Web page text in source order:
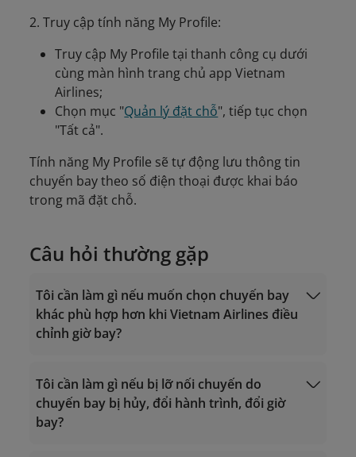
2. Truy cập tính năng My Profile:
Truy cập My Profile tại thanh công cụ dưới
cùng màn hình trang chủ app Vietnam
Airlines;
Chọn mục "Quản lý đặt chỗ", tiếp tục chọn
"Tất cả".
Tính năng My Profile sẽ tự động lưu thông tin
chuyến bay theo số điện thoại được khai báo
trong mã đặt chỗ.
Câu hỏi thường gặp
Tôi cần làm gì nếu muốn chọn chuyến bay
khác phù hợp hơn khi Vietnam Airlines điều
chỉnh giờ bay?
Tôi cần làm gì nếu bị lỡ nối chuyến do
chuyến bay bị hủy, đổi hành trình, đổi giờ
bay?